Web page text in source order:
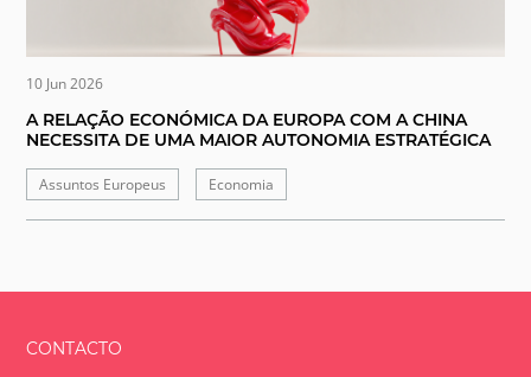
10 Jun 2026
A RELAÇÃO ECONÓMICA DA EUROPA COM A CHINA
NECESSITA DE UMA MAIOR AUTONOMIA ESTRATÉGICA
Assuntos Europeus Economia
CONTACTO